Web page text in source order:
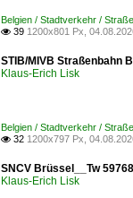
Belgien / Stadtverkehr /
 39 1200x801 Px,
STIB/MIVB Straßenbahn
Klaus-Erich Lisk
Belgien / Stadtverkehr /
 32 1200x797 Px,
SNCV Brüssel__Tw
Klaus-Erich Lisk